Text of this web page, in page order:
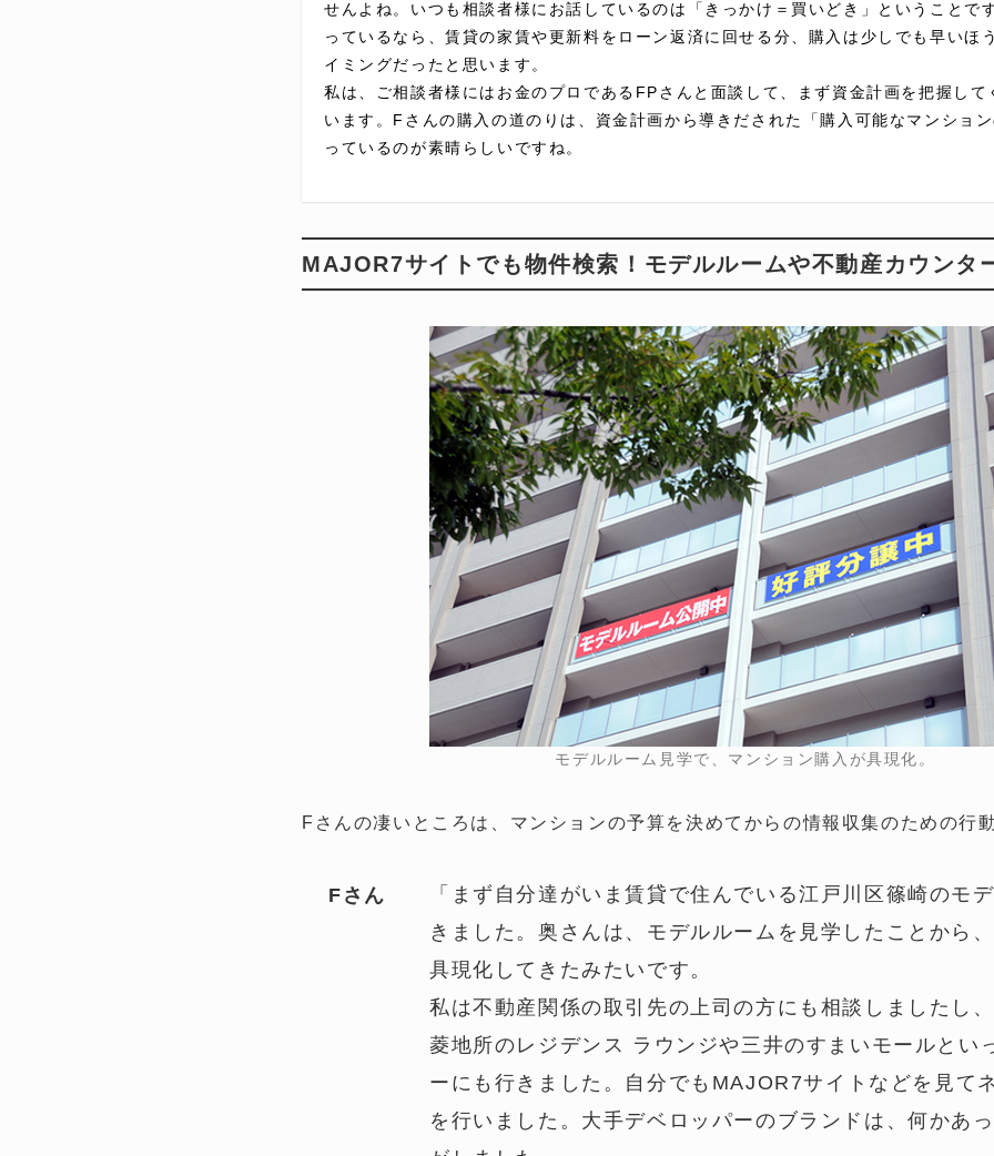
せんよね。いつも相談者様にお話しているのは「きっかけ＝買いどき」ということで
っているなら、賃貸の家賃や更新料をローン返済に回せる分、購入は少しでも早いほ
イミングだったと思います。
私は、ご相談者様にはお金のプロであるFPさんと面談して、まず資金計画を把握し
います。Fさんの購入の道のりは、資金計画から導きだされた「購入可能なマンショ
っているのが素晴らしいですね。
MAJOR7サイトでも物件検索！モデルルームや不動産カウンタ
モデルルーム見学で、マンション購入が具現化。
Fさんの凄いところは、マンションの予算を決めてからの情報収集のための行
Fさん
「まず自分達がいま賃貸で住んでいる江戸川区篠崎のモ
きました。奥さんは、モデルルームを見学したことから
具現化してきたみたいです。
私は不動産関係の取引先の上司の方にも相談しましたし
菱地所のレジデンス ラウンジや三井のすまいモールとい
ーにも行きました。自分でもMAJOR7サイトなどを見て
を行いました。大手デベロッパーのブランドは、何かあ